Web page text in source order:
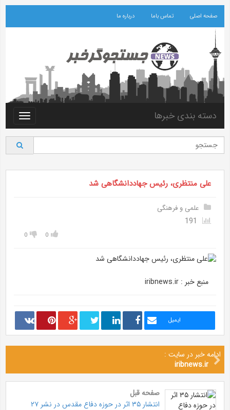
صفحه اصلی تماس باما درباره ما
Toggle
دسته بندی خبرها
علی منتظری، رئیس جهاددانشگاهی شد
علمی و فرهنگی
0
0
منبع خبر : iribnews.ir
ایمیل
ادامه خبر در سایت :
iribnews.ir
صفحه قبل
انتشار ۳۵ اثر در حوزه دفاع مقدس در نشر ۲۷